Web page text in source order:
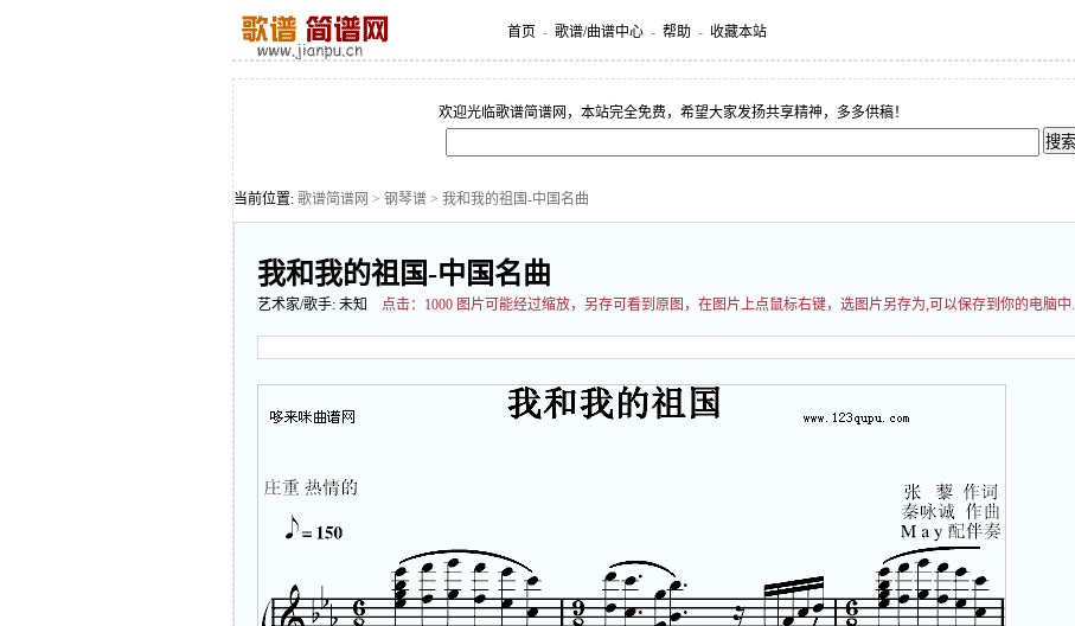
首页 - 歌谱/曲谱中心 - 帮助 - 收藏本站
欢迎光临歌谱简谱网，本站完全免费，希望大家发扬共享精神，多多供稿！
当前位置: 歌谱简谱网 > 钢琴谱 > 我和我的祖国-中国名曲
我和我的祖国-中国名曲
艺术家/歌手: 未知 点击： 1000 图片可能经过缩放，另存可看到原图，在图片上点鼠标右键，选图片另存为,可以保存到你的电脑中.